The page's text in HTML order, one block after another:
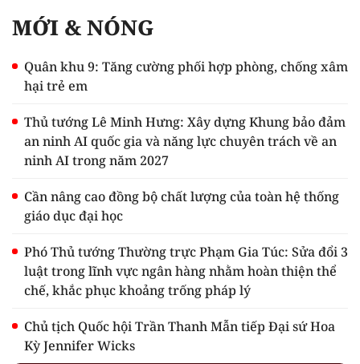
MỚI & NÓNG
Quân khu 9: Tăng cường phối hợp phòng, chống xâm
hại trẻ em
Thủ tướng Lê Minh Hưng: Xây dựng Khung bảo đảm
an ninh AI quốc gia và năng lực chuyên trách về an
ninh AI trong năm 2027
Cần nâng cao đồng bộ chất lượng của toàn hệ thống
giáo dục đại học
Phó Thủ tướng Thường trực Phạm Gia Túc: Sửa đổi 3
luật trong lĩnh vực ngân hàng nhằm hoàn thiện thể
chế, khắc phục khoảng trống pháp lý
Chủ tịch Quốc hội Trần Thanh Mẫn tiếp Đại sứ Hoa
Kỳ Jennifer Wicks